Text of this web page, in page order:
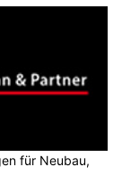
für Neubau,